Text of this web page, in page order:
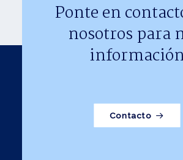
Ponte en
nosotros para
Contacto